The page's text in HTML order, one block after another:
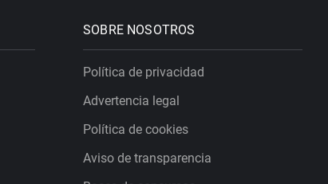
SOBRE NOSOTROS
Política de privacidad
Advertencia legal
Política de cookies
Aviso de transparencia